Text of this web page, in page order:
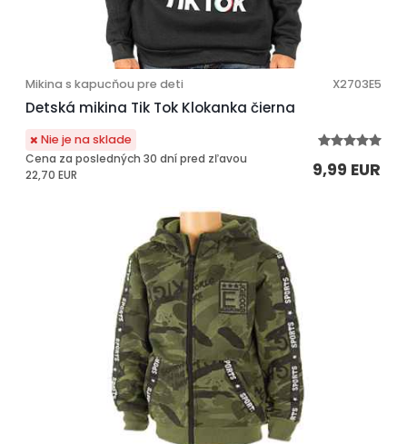
Detská mikina Tik Tok Klokanka čierna
Mikina s kapucňou pre deti X2703E5
Cena za posledných 30 dní pred zľavou
22,70 EUR
9,99 EUR
Nie je na sklade